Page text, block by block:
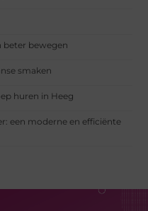
beter bewegen
smaken
huren in Heeg
een moderne en efficiënte